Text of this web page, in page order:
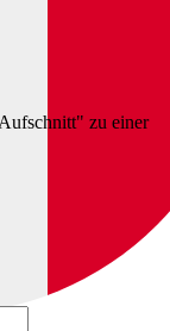
zu einer